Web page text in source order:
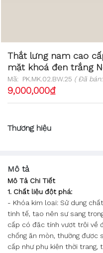
Thắt lưng nam cao
mặt khoá đen trắng
Mã: PK.MK.02.BW.25 ( Đã bán:
9,000,000₫
Thương hiệu
Mô tả
Mô Tả Chi Tiết
1. Chất liệu đột phá:
- Khóa kim loại: Sử dụng
tinh tế, tạo nên sự sang
cấp có đặc tính vượt trội về
chống ăn mòn, thường được
cấp như phụ kiện thời trang,